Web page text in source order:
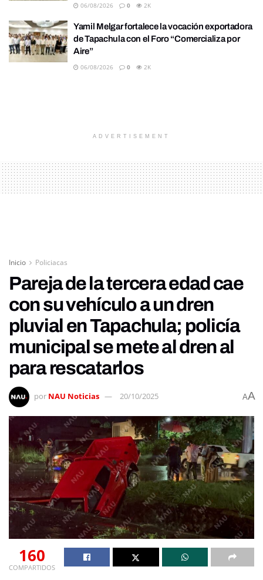
06/08/2026 0 2K
Yamil Melgar fortalece la vocación exportadora
de Tapachula con el Foro “Comercializa por
Aire”
06/08/2026 0 2K
ADVERTISEMENT
Inicio Policiacas
Pareja de la tercera edad cae
con su vehículo a un dren
pluvial en Tapachula; policía
municipal se mete al dren al
para rescatarlos
por NAU Noticias 20/10/2025 AA
160
COMPARTIDOS